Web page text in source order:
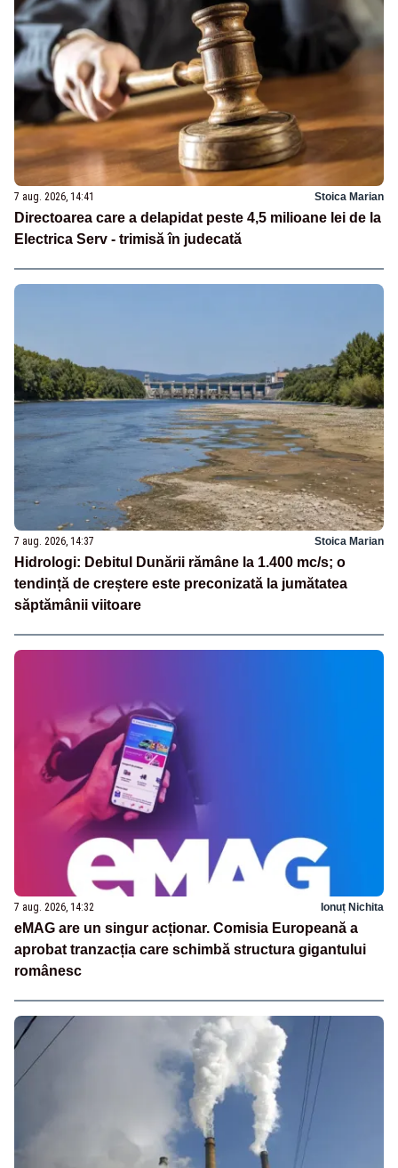
7 aug. 2026, 14:41 Stoica Marian
Directoarea care a delapidat peste 4,5 milioane lei de la
Electrica Serv - trimisă în judecată
7 aug. 2026, 14:37 Stoica Marian
Hidrologi: Debitul Dunării rămâne la 1.400 mc/s; o
tendință de creștere este preconizată la jumătatea
săptămânii viitoare
7 aug. 2026, 14:32 Ionuț Nichita
eMAG are un singur acționar. Comisia Europeană a
aprobat tranzacția care schimbă structura gigantului
românesc